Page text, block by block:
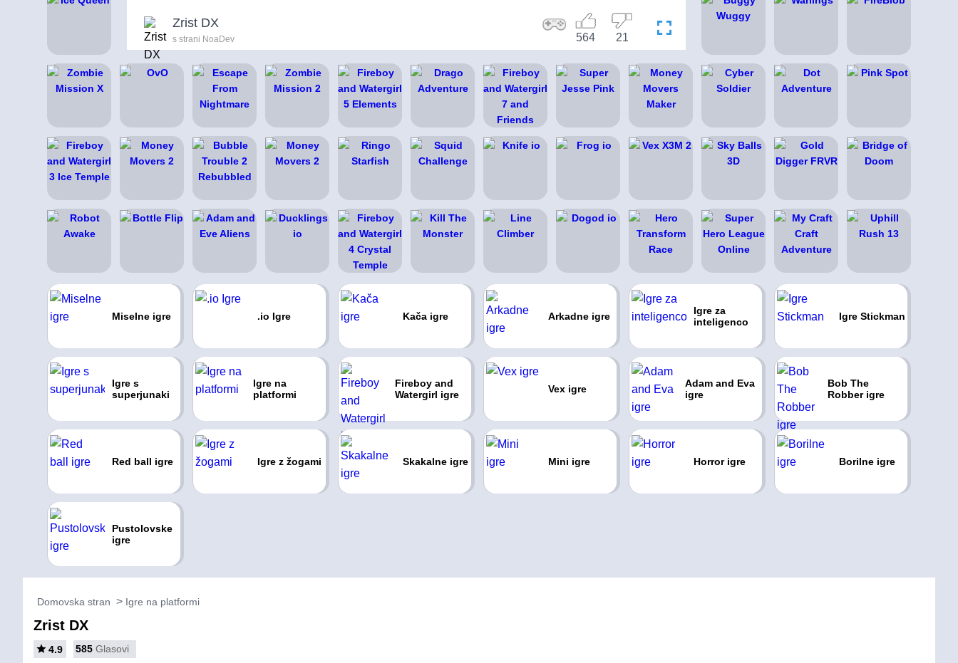
Zrist DX
s strani NoaDev 21
564
Miselne igre .io Igre Kača igre Arkadne igre
Igre za
inteligenco
Igre Stickman
Igre s
superjunaki
Igre na
platformi
Fireboy and
Watergirl igre
Vex igre
Adam and Eva
igre
Bob The
Robber igre
Red ball igre Igre z žogami Skakalne igre Mini igre Horror igre Borilne igre
Pustolovske
igre
Domovska stran Igre na platformi
Zrist DX
4.9 585 Glasovi